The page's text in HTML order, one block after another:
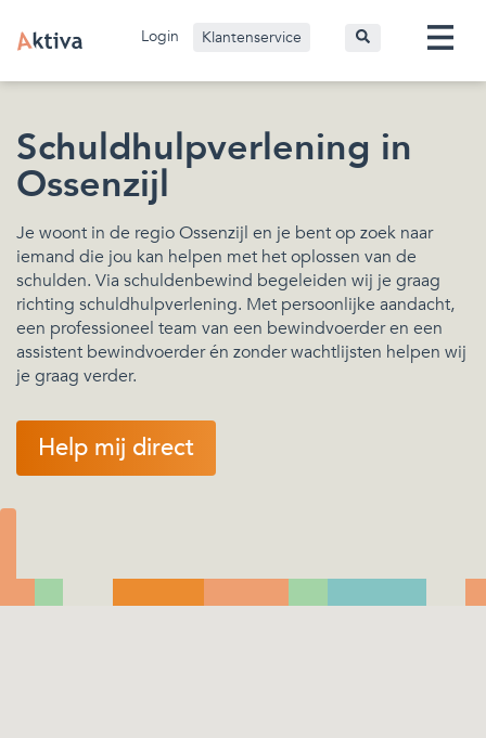
Login Klantenservice
Schuldhulpverlening in
Ossenzijl
Je woont in de regio Ossenzijl en je bent op zoek naar
iemand die jou kan helpen met het oplossen van de
schulden. Via schuldenbewind begeleiden wij je graag
richting schuldhulpverlening. Met persoonlijke aandacht,
een professioneel team van een bewindvoerder en een
assistent bewindvoerder én zonder wachtlijsten helpen wij
je graag verder.
Help mij direct